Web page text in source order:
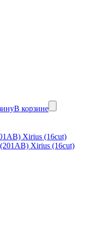
В корзине
Xirius (16cut)